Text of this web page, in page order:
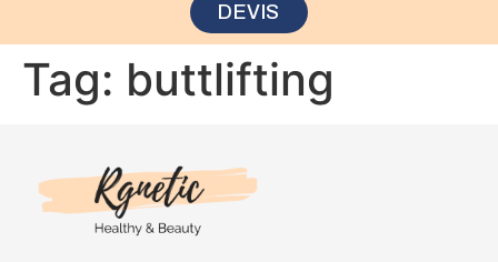
DEVIS
Tag: buttlifting